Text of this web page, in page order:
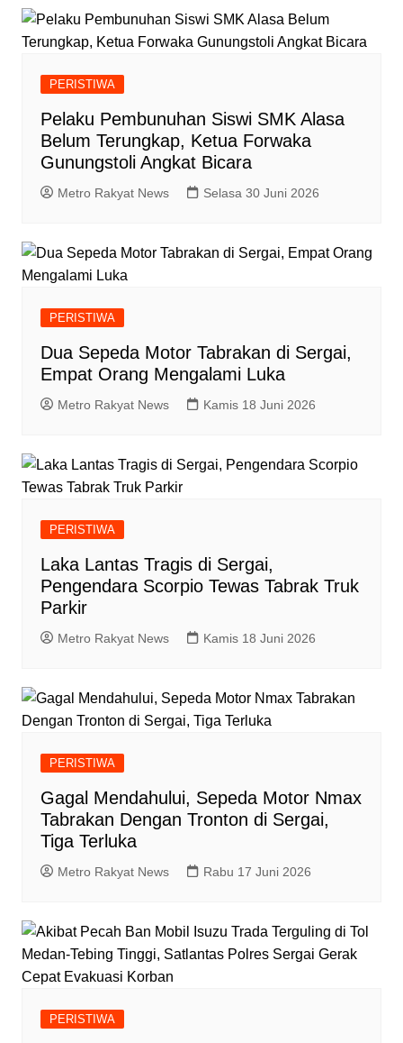
PERISTIWA
Pelaku Pembunuhan Siswi SMK Alasa
Belum Terungkap, Ketua Forwaka
Gunungstoli Angkat Bicara
Metro Rakyat News Selasa 30 Juni 2026
PERISTIWA
Dua Sepeda Motor Tabrakan di Sergai,
Empat Orang Mengalami Luka
Metro Rakyat News Kamis 18 Juni 2026
PERISTIWA
Laka Lantas Tragis di Sergai,
Pengendara Scorpio Tewas Tabrak Truk
Parkir
Metro Rakyat News Kamis 18 Juni 2026
PERISTIWA
Gagal Mendahului, Sepeda Motor Nmax
Tabrakan Dengan Tronton di Sergai,
Tiga Terluka
Metro Rakyat News Rabu 17 Juni 2026
PERISTIWA